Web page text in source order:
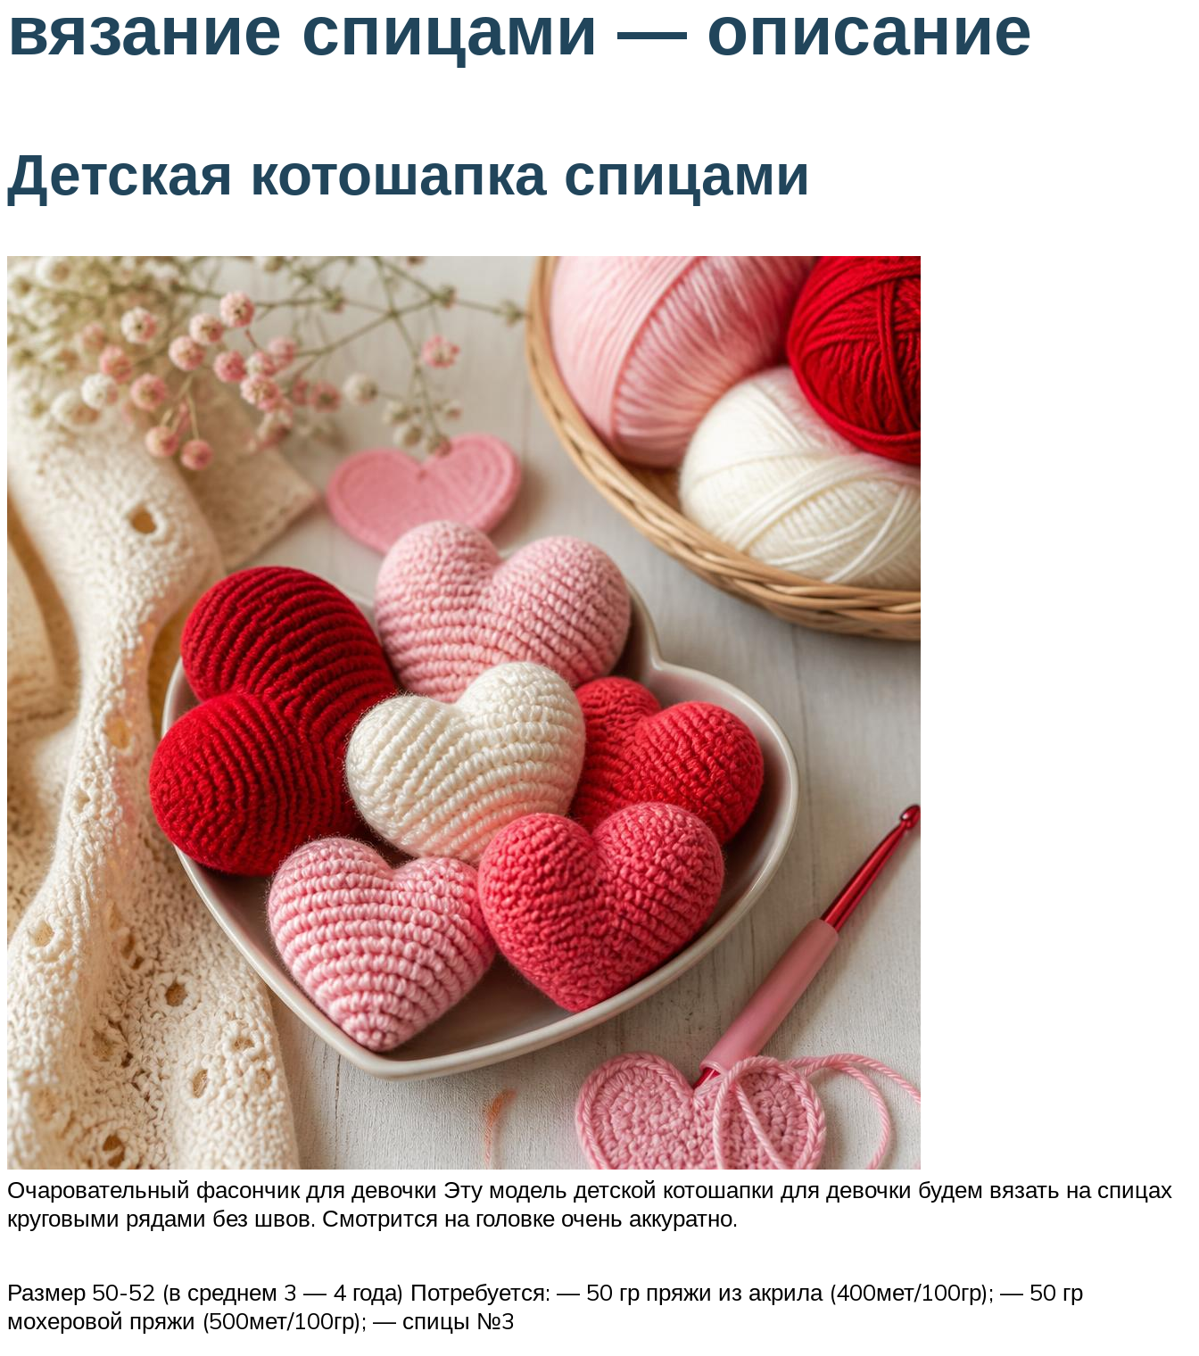
вязание спицами — описание
Детская котошапка спицами
Очаровательный фасончик для девочки Эту модель детской котошапки для девочки будем вязать на спицах
круговыми рядами без швов. Смотрится на головке очень аккуратно.
Размер 50-52 (в среднем 3 — 4 года) Потребуется: — 50 гр пряжи из акрила (400мет/100гр); — 50 гр
мохеровой пряжи (500мет/100гр); — спицы №3